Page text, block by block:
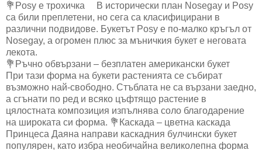
💐Posy е трохичка ⠀ В исторически план Nosegay и Posy
са били преплетени, но сега са класифицирани в
различни подвидове. Букетът Posy е по-малко кръгъл от
Nosegay, а огромен плюс за мъничкия букет е неговата
лекота. ⠀
💐Ръчно обвързани – безплатен американски букет ⠀
При тази форма на букети растенията се събират
възможно най-свободно. Стъблата не са вързани заедно,
а сгънати по ред и всяко цъфтящо растение в
цялостната композиция изпълнява соло благодарение
на широката си форма. 💐Каскада – цветна каскада ⠀
Принцеса Даяна направи каскадния булчински букет
популярен, като избра необичайна великолепна форма